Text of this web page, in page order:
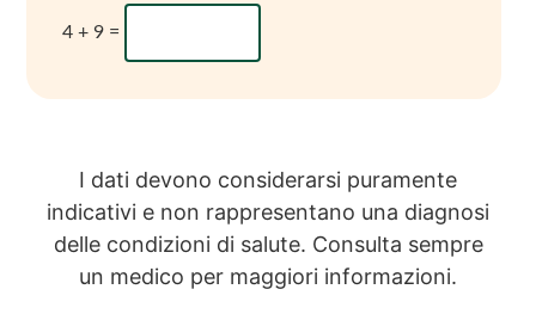
4 + 9 =
I dati devono considerarsi puramente
indicativi e non rappresentano una diagnosi
delle condizioni di salute. Consulta sempre
un medico per maggiori informazioni.